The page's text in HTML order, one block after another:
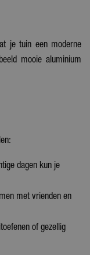
je tuin een moderne
mooie aluminium
dagen kun je
met vrienden en
of gezellig